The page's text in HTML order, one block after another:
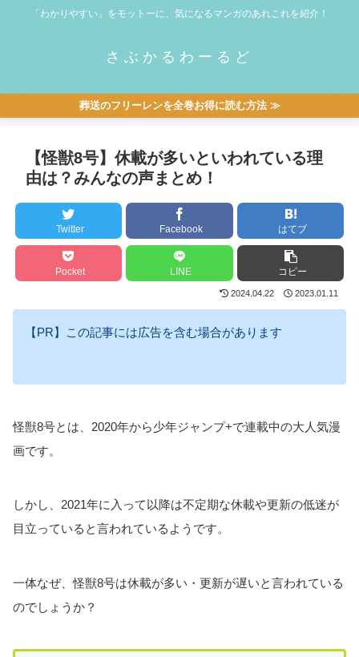
「わかりやすい」をモットーに、気になるマンガのあれこれを紹介！
さぶかるわーるど
葬送のフリーレンを全巻お得に読む方法 ≫
【怪獣8号】休載が多いといわれている理
由は？みんなの声まとめ！
Twitter Facebook はてブ
Pocket LINE コピー
2024.04.22 2023.01.11
【PR】この記事には広告を含む場合があります
怪獣8号とは、2020年から少年ジャンプ+で連載中の大人気漫
画です。
しかし、2021年に入って以降は不定期な休載や更新の低迷が
目立っていると言われているようです。
一体なぜ、怪獣8号は休載が多い・更新が遅いと言われている
のでしょうか？